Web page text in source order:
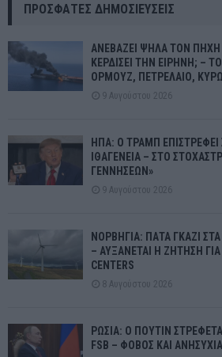
ΠΡΌΣΦΑΤΕΣ ΔΗΜΟΣΙΕΎΣΕΙΣ
ΑΝΕΒΑΖΕΙ ΨΗΛΑ ΤΟΝ
ΚΕΡΔΙΣΕΙ ΤΗΝ ΕΙΡΗΝΗ; –
ΟΡΜΟΥΖ, ΠΕΤΡΕΛΑΙΟ,
9 Αυγούστου 2026
ΗΠΑ: Ο ΤΡΑΜΠ
ΙΘΑΓΕΝΕΙΑ – ΣΤΟ
ΓΕΝΝΗΣΕΩΝ»
9 Αυγούστου 2026
ΝΟΡΒΗΓΙΑ: ΠΑΤΑ ΓΚΑΖΙ
– ΑΥΞΑΝΕΤΑΙ Η ΖΗΤΗΣΗ
CENTERS
8 Αυγούστου 2026
ΡΩΣΙΑ: Ο ΠΟΥΤΙΝ
FSB – ΦΟΒΟΣ ΚΑΙ